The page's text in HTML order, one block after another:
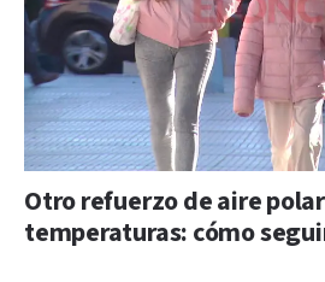
Otro refuerzo de aire
temperaturas: cómo